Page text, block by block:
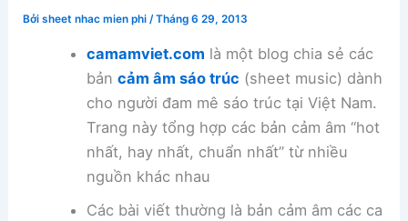
Bởisheet nhac mien phi/Tháng 6 29, 2013
camamviet.com là một blog chia sẻ các
bản cảm âm sáo trúc (sheet music) dành
cho người đam mê sáo trúc tại Việt Nam.
Trang này tổng hợp các bản cảm âm “hot
nhất, hay nhất, chuẩn nhất” từ nhiều
nguồn khác nhau
Các bài viết thường là bản cảm âm các ca